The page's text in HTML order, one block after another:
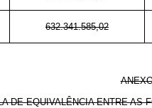
632.341.585,02
DE EQUIVALÊNCIA ENTRE AS